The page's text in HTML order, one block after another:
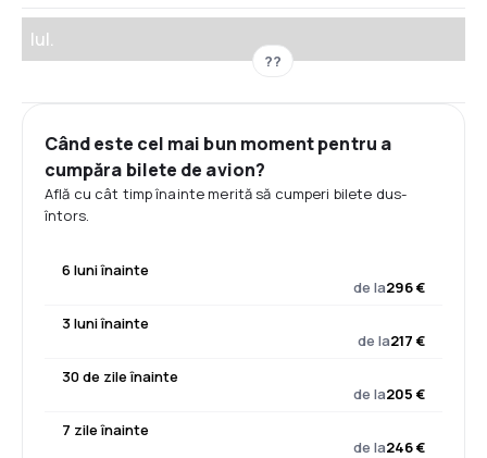
Iul.
??
Când este cel mai bun moment pentru a
cumpăra bilete de avion?
Află cu cât timp înainte merită să cumperi bilete dus-
întors.
6 luni înainte
de la296 €
3 luni înainte
de la217 €
30 de zile înainte
de la205 €
7 zile înainte
de la246 €